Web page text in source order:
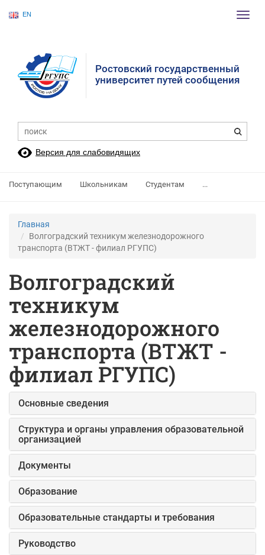
EN
Ростовский государственный
университет путей сообщения
Версия для слабовидящих
Поступающим Школьникам Студентам ...
Главная
Волгоградский техникум железнодорожного
транспорта (ВТЖТ - филиал РГУПС)
Волгоградский
техникум
железнодорожного
транспорта (ВТЖТ -
филиал РГУПС)
Основные сведения
Структура и органы управления образовательной
организацией
Документы
Образование
Образовательные стандарты и требования
Руководство